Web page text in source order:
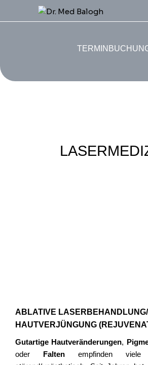
ABLATIVE LASERBEHANDLUNG/
HAUTVERJÜNGUNG
Gutartige Hautveränderungen,
oder Falten empfinden viele